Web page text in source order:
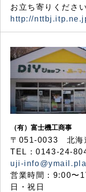
お立ち寄りください
http://
（有）富士機工商事
〒051-0033 北海
TEL：0143-24-
uji-
営業時間：9:00〜
日・祝日